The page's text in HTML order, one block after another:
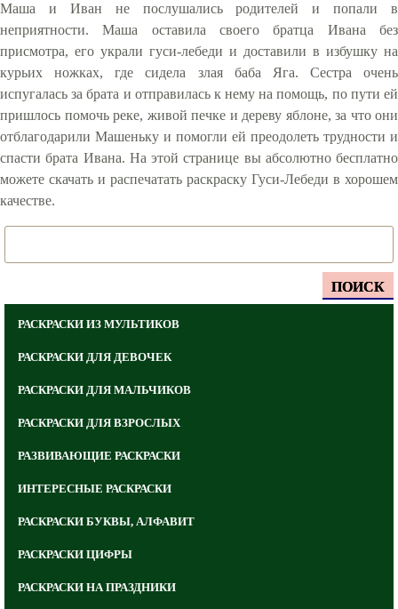
ПОИСК
РАСКРАСКИ ИЗ МУЛЬТИКОВ
РАСКРАСКИ ДЛЯ ДЕВОЧЕК
РАСКРАСКИ ДЛЯ МАЛЬЧИКОВ
РАСКРАСКИ ДЛЯ ВЗРОСЛЫХ
РАЗВИВАЮЩИЕ РАСКРАСКИ
ИНТЕРЕСНЫЕ РАСКРАСКИ
РАСКРАСКИ БУКВЫ, АЛФАВИТ
РАСКРАСКИ ЦИФРЫ
РАСКРАСКИ НА ПРАЗДНИКИ
Маша и Иван не послушались родителей и попали в
неприятности. Маша оставила своего братца Ивана без
присмотра, его украли гуси-лебеди и доставили в избушку на
курьих ножках, где сидела злая баба Яга. Сестра очень
испугалась за брата и отправилась к нему на помощь, по пути ей
пришлось помочь реке, живой печке и дереву яблоне, за что они
отблагодарили Машеньку и помогли ей преодолеть трудности и
спасти брата Ивана. На этой странице вы абсолютно бесплатно
можете скачать и распечатать раскраску Гуси-Лебеди в хорошем
качестве.